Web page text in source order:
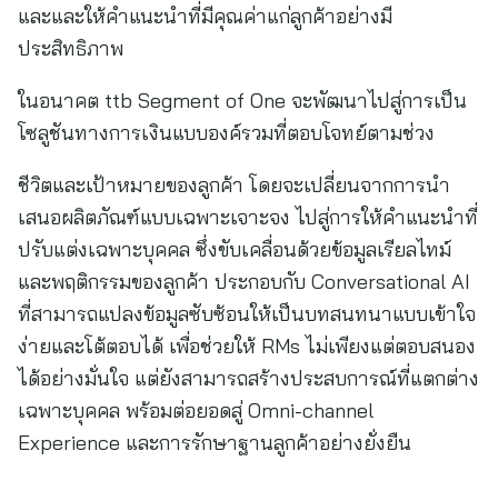
และและให้คำแนะนำที่มีคุณค่าแก่ลูกค้าอย่างมี
ประสิทธิภาพ
ในอนาคต ttb Segment of One จะพัฒนาไปสู่การเป็น
โซลูชันทางการเงินแบบองค์รวมที่ตอบโจทย์ตามช่วง
ชีวิตและเป้าหมายของลูกค้า โดยจะเปลี่ยนจากการนำ
เสนอผลิตภัณฑ์แบบเฉพาะเจาะจง ไปสู่การให้คำแนะนำที่
ปรับแต่งเฉพาะบุคคล ซึ่งขับเคลื่อนด้วยข้อมูลเรียลไทม์
และพฤติกรรมของลูกค้า ประกอบกับ Conversational AI
ที่สามารถแปลงข้อมูลซับซ้อนให้เป็นบทสนทนาแบบเข้าใจ
ง่ายและโต้ตอบได้ เพื่อช่วยให้ RMs ไม่เพียงแต่ตอบสนอง
ได้อย่างมั่นใจ แต่ยังสามารถสร้างประสบการณ์ที่แตกต่าง
เฉพาะบุคคล พร้อมต่อยอดสู่ Omni-channel
Experience และการรักษาฐานลูกค้าอย่างยั่งยืน